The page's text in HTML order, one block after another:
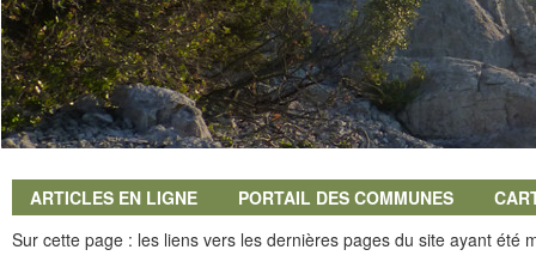
ARTICLES EN LIGNE PORTAIL DES COMMUNES
Sur cette page : les liens vers les dernières pages du site ayant été